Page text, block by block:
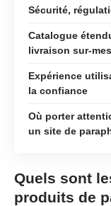
Sécurité,
Catalogue
livraison sur-
Expérience
la confiance
Où porter
un site de
Quels sont
produits de